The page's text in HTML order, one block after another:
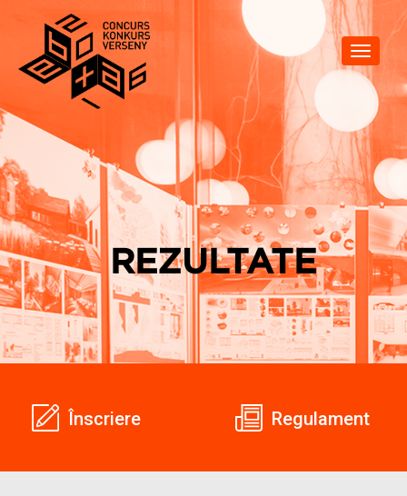
Toggle
REZULTATE
Înscriere Regulament